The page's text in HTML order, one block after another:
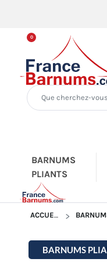
0
BARNUMS
PLIANTS
ACCUEIL
BARNUMS